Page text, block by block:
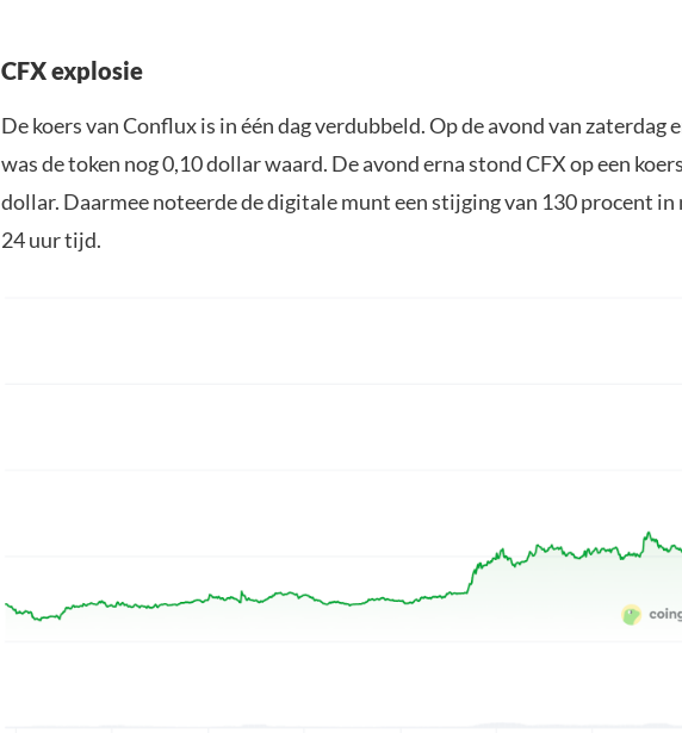
CFX explosie
De koers van Conflux is in één dag verdubbeld. Op de avond van zaterdag
was de token nog 0,10 dollar waard. De avond erna stond CFX op een
dollar. Daarmee noteerde de digitale munt een stijging van 130 procent in
24 uur tijd.